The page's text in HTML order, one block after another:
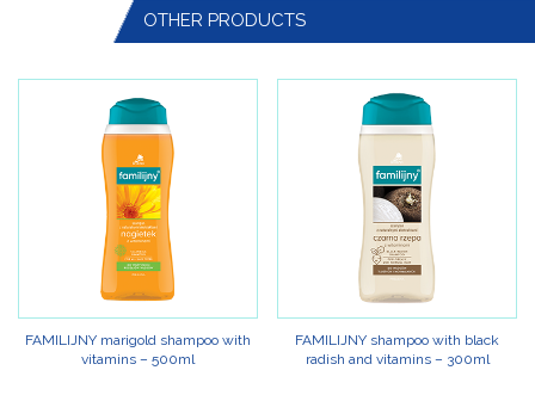
OTHER PRODUCTS
FAMILIJNY marigold shampoo with
vitamins – 500ml
FAMILIJNY shampoo with black
radish and vitamins – 300ml